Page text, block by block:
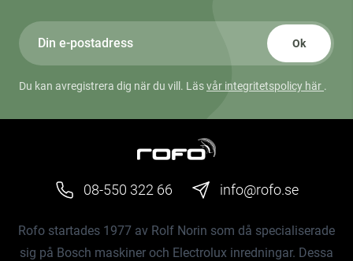
Ok
Du kan avregistrera dig när du vill. Läsvår integritetspolicy här .
08-550 322 66 info@rofo.se
Rofo startades 1977 av Rolf Norin som då specialiserade
sig på Bosch maskiner och Electrolux inredningar. Dessa